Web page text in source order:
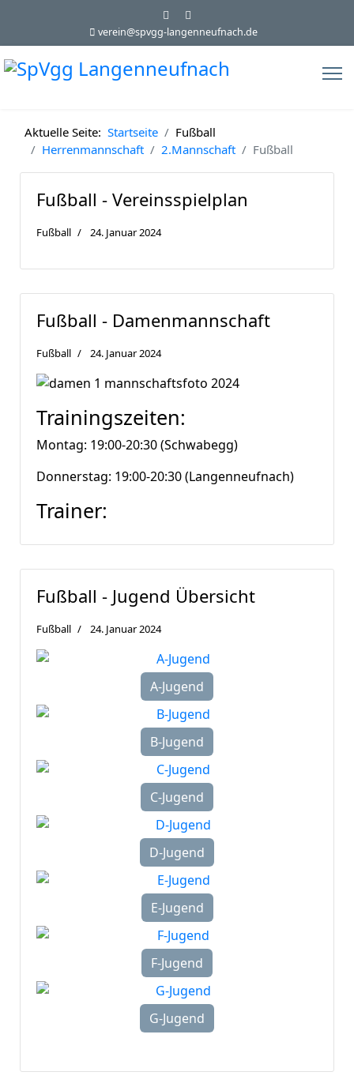
verein@spvgg-langenneufnach.de
Aktuelle Seite: Startseite
Fußball
Herrenmannschaft
2.Mannschaft Fußball
Fußball - Vereinsspielplan
Fußball 24. Januar 2024
Fußball - Damenmannschaft
Fußball 24. Januar 2024
Trainingszeiten:
Montag: 19:00-20:30 (Schwabegg)
Donnerstag: 19:00-20:30 (Langenneufnach)
Trainer:
Fußball - Jugend Übersicht
Fußball 24. Januar 2024
A-Jugend
B-Jugend
C-Jugend
D-Jugend
E-Jugend
F-Jugend
G-Jugend